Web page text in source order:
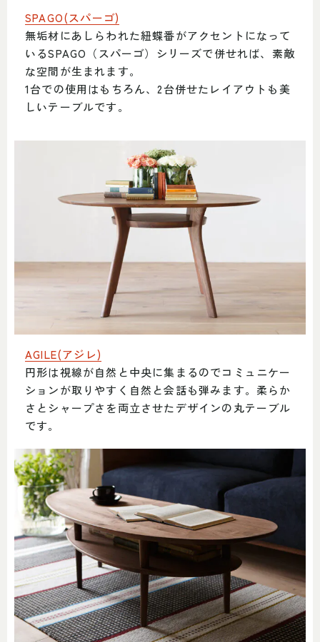
SPAGO(スパーゴ)
無垢材にあしらわれた紐蝶番がアクセントになって
いるSPAGO（スパーゴ）シリーズで併せれば、素敵
な空間が生まれます。
1台での使用はもちろん、2台併せたレイアウトも美
しいテーブルです。
AGILE(アジレ)
円形は視線が自然と中央に集まるのでコミュニケー
ションが取りやすく自然と会話も弾みます。柔らか
さとシャープさを両立させたデザインの丸テーブル
です。